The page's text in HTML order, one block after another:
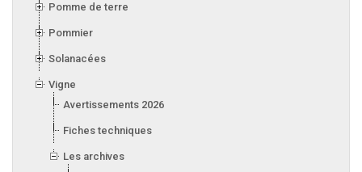
Pomme de terre
Pommier
Solanacées
Vigne
Avertissements 2026
Fiches techniques
Les archives